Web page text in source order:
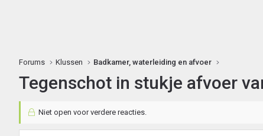
Forums Klussen Badkamer, waterleiding en afvoer
Tegenschot in stukje afvoer
Niet open voor verdere reacties.